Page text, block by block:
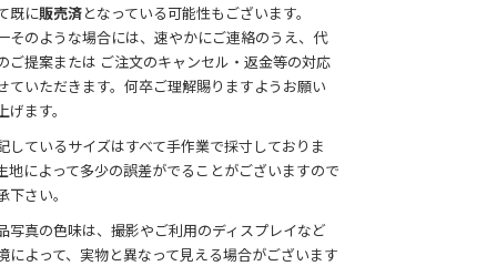
既に販売済となっている可能性もございます。
そのような場合には、速やかにご連絡のうえ、代
ご提案または ご注文のキャンセル・返金等の対応
ていただきます。何卒ご理解賜りますようお願い
げます。
ているサイズはすべて手作業で採寸しておりま
地によって多少の誤差がでることがございますので
下さい。
写真の色味は、撮影やご利用のディスプレイなど
によって、実物と異なって見える場合がございます